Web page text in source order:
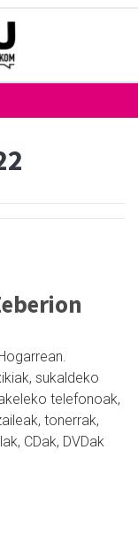
sukaldeko
telefonoak,
tonerrak,
CDak, DVDak